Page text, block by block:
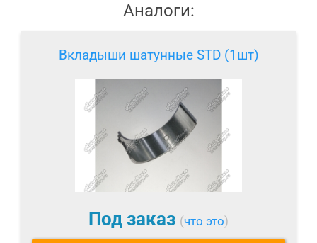
Аналоги:
Вкладыши шатунные STD (1шт)
Под заказ (что это)